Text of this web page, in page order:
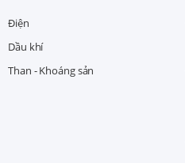
Điện
Dầu khí
Than - Khoáng sản